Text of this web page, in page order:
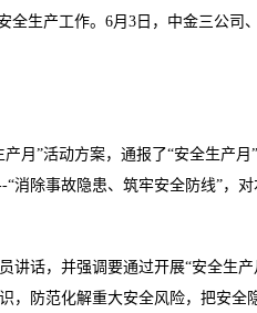
全生产工作。6月3日，中金三公司
月”活动方案，通报了“安全生产月
消除事故隐患、筑牢安全防线”，
讲话，并强调要通过开展“安全生
，防范化解重大安全风险，把安全